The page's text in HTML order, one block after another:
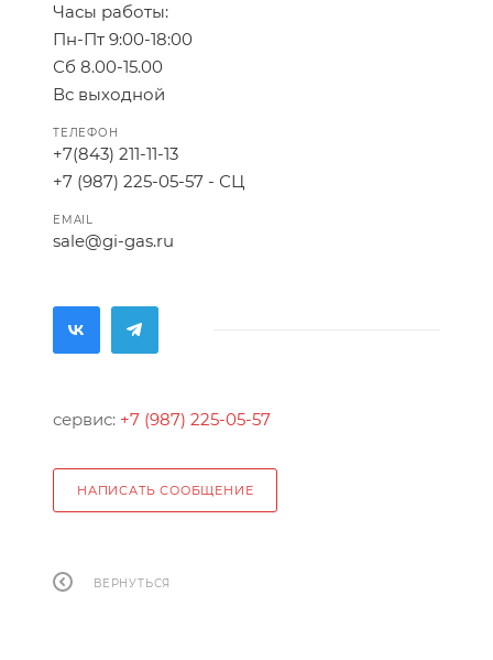
Часы работы:
Пн-Пт 9:00-18:00
Сб 8.00-15.00
Вс выходной
ТЕЛЕФОН
+7(843) 211-11-13
+7 (987) 225-05-57 - СЦ
EMAIL
sale@gi-gas.ru
сервис: +7 (987) 225-05-57
НАПИСАТЬ СООБЩЕНИЕ
ВЕРНУТЬСЯ